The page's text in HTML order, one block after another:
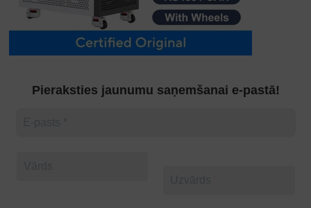
Pieraksties jaunumu saņemšanai e-pastā!